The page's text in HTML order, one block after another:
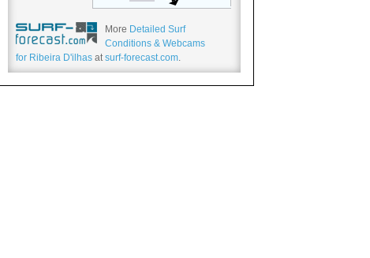
More Detailed Surf
Conditions & Webcams
for Ribeira D'ilhas at surf-forecast.com.